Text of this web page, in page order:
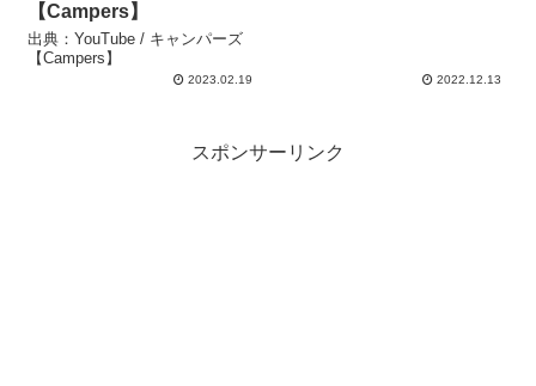
【Campers】
出典：YouTube / キャンパーズ
【Campers】
2023.02.19 2022.12.13
スポンサーリンク